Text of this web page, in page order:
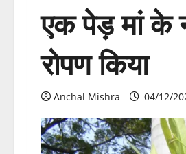
एक पेड़ मां के
रोपण किया
Anchal Mishra 04/12/